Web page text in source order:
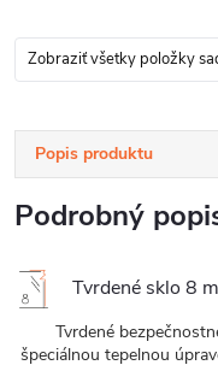
Zobraziť všetky položky
Popis produktu
Podrobný
Tvrdené sklo 8
Tvrdené
špeciálnou tepelnou